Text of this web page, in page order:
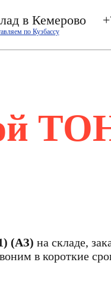
в Кемерово
по Кузбассу
(АЗ) на складе,
в короткие